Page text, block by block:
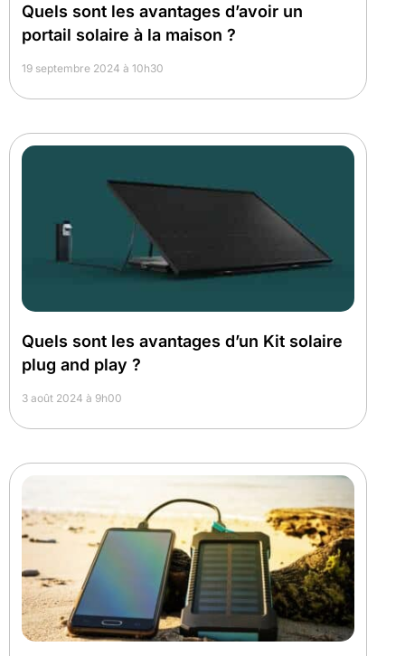
Quels sont les avantages d’avoir un
portail solaire à la maison ?
19 septembre 2024 à 10h30
Quels sont les avantages d’un Kit solaire
plug and play ?
3 août 2024 à 9h00